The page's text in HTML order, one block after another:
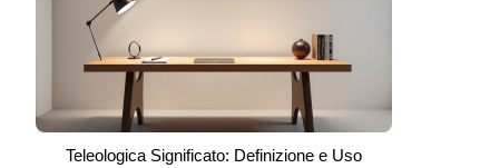
Teleologica Significato: Definizione e Uso